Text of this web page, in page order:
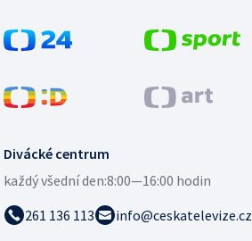
Divácké centrum
každý všední den:8:00—16:00 hodin
261 136 113
info@ceskatelevize.cz